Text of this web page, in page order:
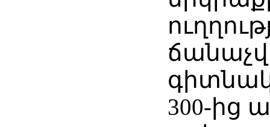
300-ից